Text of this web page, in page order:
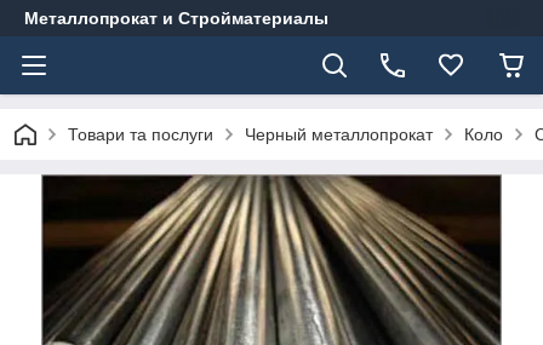
Металлопрокат и Стройматериалы
Товари та послуги Черный металлопрокат Коло